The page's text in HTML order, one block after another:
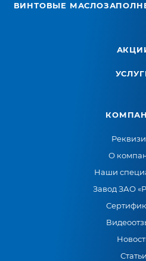
ВИНТОВЫЕ
О
Наши
Завод ЗАО
Статьи